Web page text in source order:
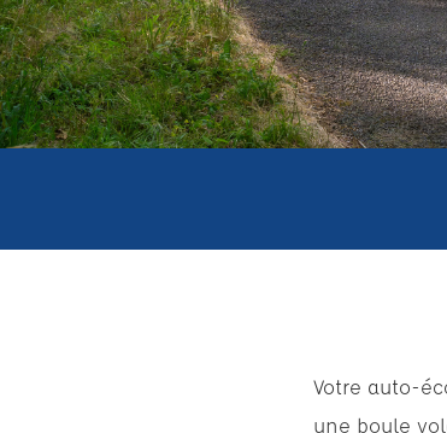
Votre auto-
une boule